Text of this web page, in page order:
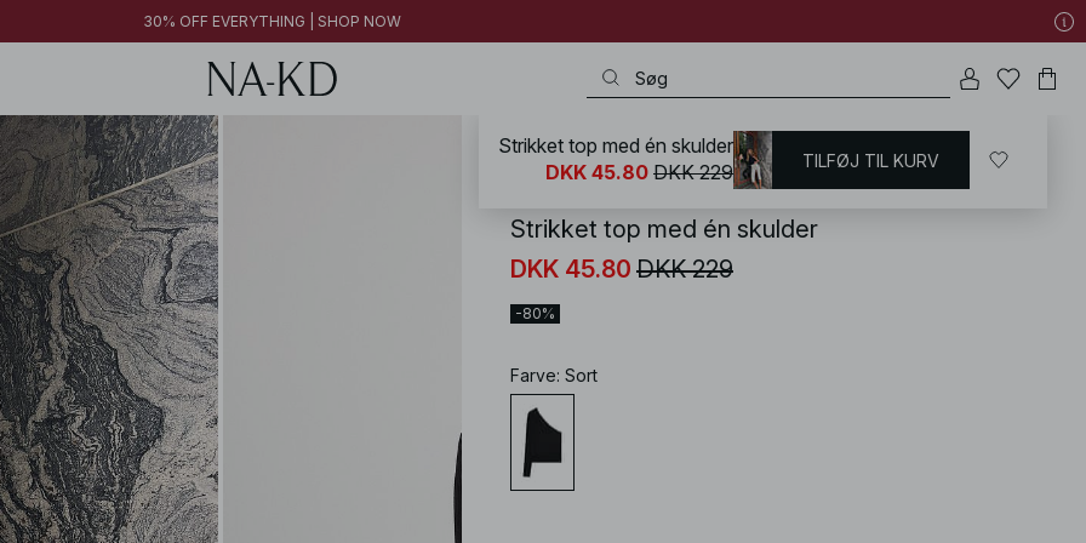
FINAL SALE | SHOP NOW
FINAL SALE | SHOP NOW
30% OFF EVERYTHING | SHOP NOW
NA-KD / T-shirts og Toppe / One Shoulder Top
Strikket top med én skulder
DKK 45.80 DKK 229
-80%
Farve: Sort
Strikket top med én skulder
DKK 45.80 DKK 229 TILFØJ TIL KURV